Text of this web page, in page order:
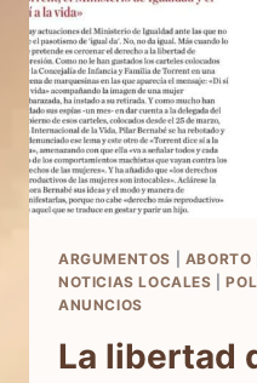
ARGUMENTOS ABORTO
NOTICIAS LOCALES |
ANUNCIOS
La libertad